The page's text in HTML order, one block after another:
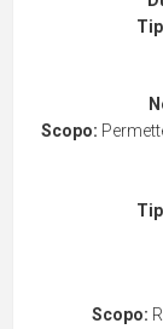
Scopo:
Scopo: